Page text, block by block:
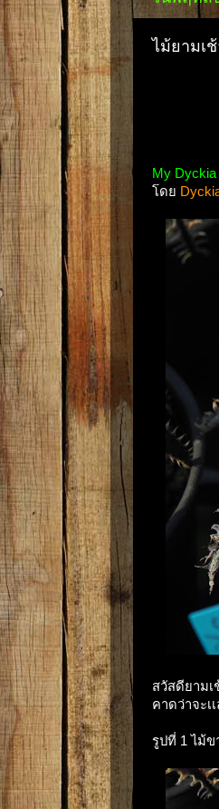
ไม้ยามเ
My Dyckia
โดย
สวัสดียามเ
คาดว่าจะเ
รูปที่ 1 ไม้ข